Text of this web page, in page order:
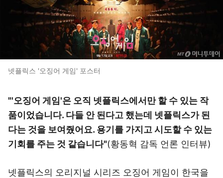
넷플릭스 '오징어 게임' 포스터
"'오징어 게임'은 오직 넷플릭스에서만 할 수 있는 작
품이었습니다. 다들 안 된다고 했는데 넷플릭스가 된
다는 것을 보여줬어요. 용기를 가지고 시도할 수 있는
기회를 주는 것 같습니다"(황동혁 감독 언론 인터뷰)
넷플릭스의 오리지널 시리즈 오징어 게임이 한국을